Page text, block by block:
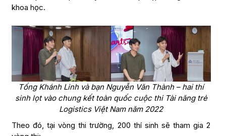
khoa học.
Tống Khánh Linh và bạn Nguyễn Văn Thành – hai thí
sinh lọt vào chung kết toàn quốc cuộc thi Tài năng trẻ
Logistics Việt Nam năm 2022
Theo đó, tại vòng thi trường, 200 thí sinh sẽ tham gia 2